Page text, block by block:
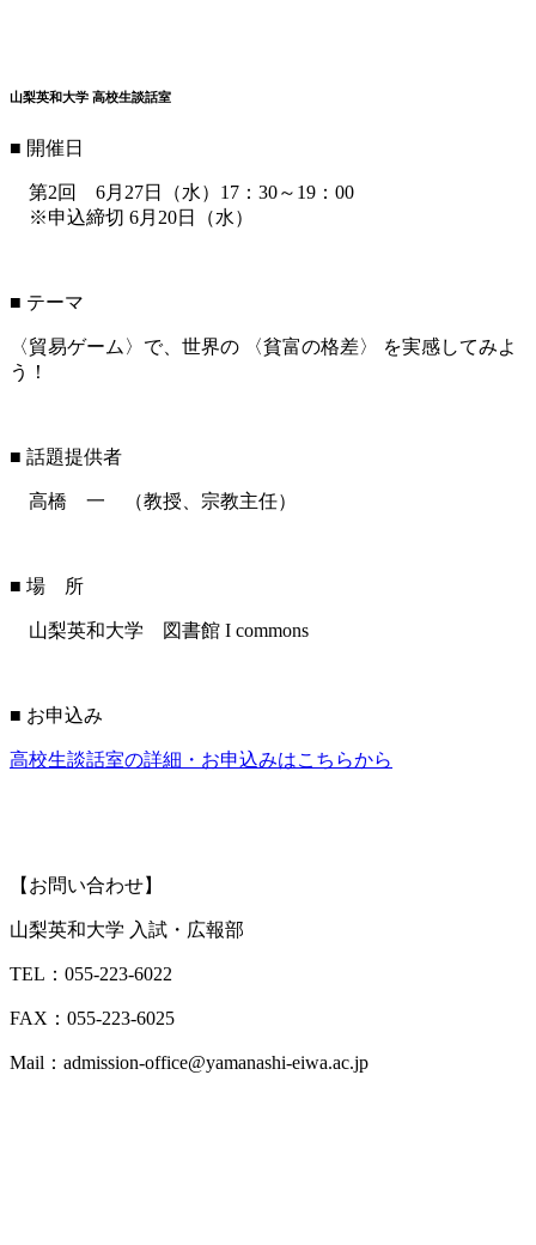
山梨英和大学 高校生談話室
■ 開催日
第2回 6月27日（水）17：30～19：00
※申込締切 6月20日（水）
■ テーマ
〈貿易ゲーム〉で、世界の 〈貧富の格差〉 を実感してみよ
う！
■ 話題提供者
高橋 一 （教授、宗教主任）
■ 場 所
山梨英和大学 図書館 I commons
■ お申込み
高校生談話室の詳細・お申込みはこちらから
【お問い合わせ】
山梨英和大学 入試・広報部
TEL：055-223-6022
FAX：055-223-6025
Mail：admission-office@yamanashi-eiwa.ac.jp